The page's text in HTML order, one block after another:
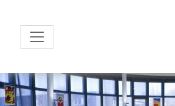
zum Inhalt